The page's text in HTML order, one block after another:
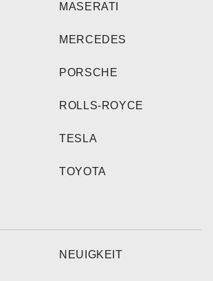
MASERATI
MERCEDES
PORSCHE
ROLLS-ROYCE
TESLA
TOYOTA
NEUIGKEIT